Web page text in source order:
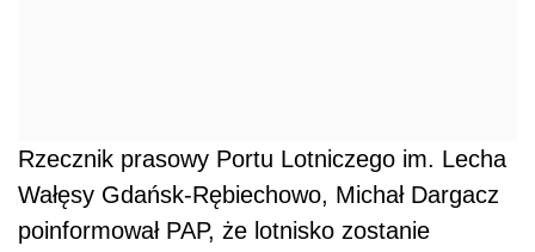
Rzecznik prasowy Portu Lotniczego im. Lecha
Wałęsy Gdańsk-Rębiechowo, Michał Dargacz
poinformował PAP, że lotnisko zostanie